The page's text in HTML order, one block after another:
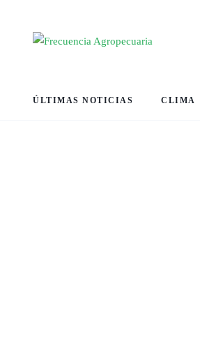
ÚLTIMAS NOTICIAS CLIMA